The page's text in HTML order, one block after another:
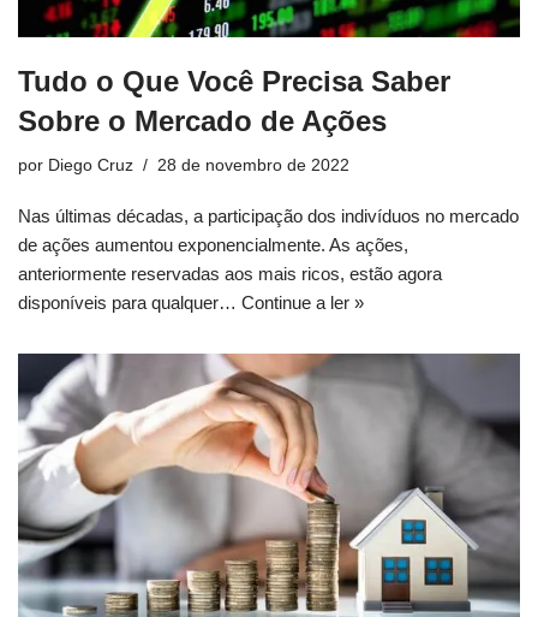
Tudo o Que Você Precisa Saber
Sobre o Mercado de Ações
por Diego Cruz 28 de novembro de 2022
Nas últimas décadas, a participação dos indivíduos no mercado
de ações aumentou exponencialmente. As ações,
anteriormente reservadas aos mais ricos, estão agora
disponíveis para qualquer… Continue a ler »